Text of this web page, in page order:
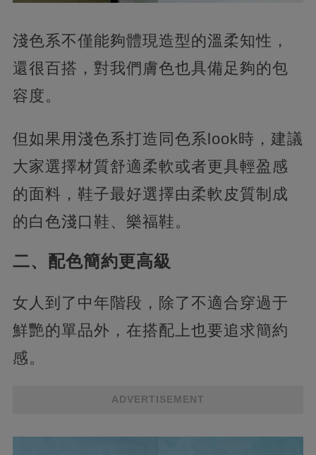
淺色系不僅能夠體現造型的溫柔知性，
還很百搭，對我們膚色也具備足夠的包
容度。
但如果用淺色系打造同色系look時，建議
大家選擇材質舒適柔軟或者更具輕盈感
的面料，鞋子最好選擇由柔軟皮質制成
的白色淺口鞋、樂福鞋。
二、配色簡約更高級
女人到了中年階段，除了不適合穿過于
鮮艷的單品外，在搭配上也要追求簡約
感。
ADVERTISEMENT